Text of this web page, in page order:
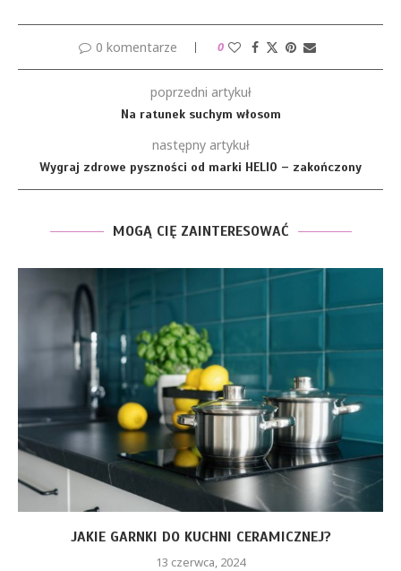
0 komentarze 0
poprzedni artykuł
Na ratunek suchym włosom
następny artykuł
Wygraj zdrowe pyszności od marki HELIO – zakończony
MOGĄ CIĘ ZAINTERESOWAĆ
JAKIE GARNKI DO KUCHNI CERAMICZNEJ?
13 czerwca, 2024